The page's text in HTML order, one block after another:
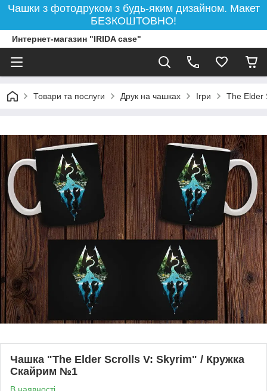
Чашки з фотодруком з будь-яким дизайном. Макет
БЕЗКОШТОВНО!
Интернет-магазин "IRIDA case"
Товари та послуги Друк на чашках Ігри The Elder
Чашка "The Elder Scrolls V: Skyrim" / Кружка
Скайрим №1
В наявності